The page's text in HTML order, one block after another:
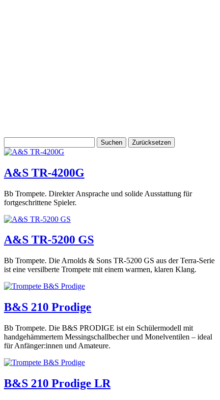
A&S TR-4200G
Bb Trompete. Direkter Ansprache und solide Ausstattung für
fortgeschrittene Spieler.
A&S TR-5200 GS
Bb Trompete. Die Arnolds & Sons TR-5200 GS aus der Terra-Serie
ist eine versilberte Trompete mit einem warmen, klaren Klang.
B&S 210 Prodige
Bb Trompete. Die B&S PRODIGE ist ein Schülermodell mit
handgehämmertem Messingschallbecher und Monelventilen – ideal
für Anfänger:innen und Amateure.
B&S 210 Prodige LR